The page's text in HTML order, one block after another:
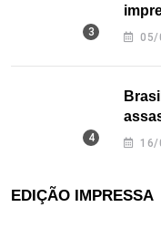
05/
EDIÇÃO IMPRESSA